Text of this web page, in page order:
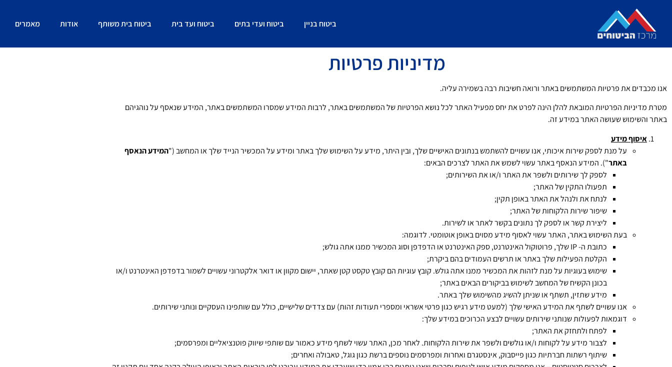
ביטוח בניין ביטוח ועדי בתים ביטוח ועד בית ביטוח בית משותף אודות מאמרים
מדיניות פרטיות
אנו מכבדים את פרטיות המשתמשים באתר ורואה חשיבות רבה בשמירה עליה.
מטרת מדיניות הפרטיות המובאת להלן הינה לפרט את יחס מפעיל האתר לכל נושא הפרטיות של המשתמשים באתר, לרבות המידע שמסרו המשתמשים באתר, המידע שנאסף על נוהגיהם
באתר והשימוש שעושה האתר במידע זה.
איסוף מידע
על מנת לספק שירות איכותי, אנו עשויים להשתמש בנתונים האישיים שלך, ובין היתר, מידע על השימוש שלך באתר ומידע על המכשיר הנייד שלך או המחשב ("המידע הנאסף
באתר"). המידע הנאסף באתר עשוי לשמש את האתר לצרכים הבאים:
לספק לך שירותים ולשפר את האתר ו/או את השירותים;
תפעולו התקין של האתר;
לנתח את ולנהל את האתר באופן תקין;
שיפור שירות הלקוחות של האתר;
ליצירת קשר או לספק לך נתונים בקשר לאתר או לשירות.
בעת השימוש באתר, האתר עשוי לאסוף מידע מסוים באופן אוטומטי. לדוגמה:
כתובת ה- IP שלך, פרוטוקול האינטרנט, ספק האינטרנט או הדפדפן וסוג המכשיר ממנו אתה גולש;
הקלטת הפעילות שלך באתר או תרשים העמודים בהם ביקרת;
שימוש בעוגיות על מנת לזהות את המכשיר ממנו אתה גולש. קובץ עוגיות הם קובץ טקסט קטן שאתר, יישום מקוון או דואר אלקטרוני עשויים לשמור בדפדפן האינטרנט ו/או
בכונן הקשיח של המחשב לשימוש בביקורים הבאים באתר;
מידע שתזין, תשתף או שניתן להשיג מהשימוש שלך באתר.
אנו עשויים לשתף את המידע האישי שלך (למעט מידע רגיש כגון פרטי אשראי ומספרי תעודות זהות) עם צדדים שלישיים, כולל עם שותפינו העסקיים ונותני שירותים.
דוגמאות לפעולות שנותני שירותים עשויים לבצע הכרוכים במידע שלך:
לפתח ולתחזק את האתר;
לצבור מידע על לקוחות ו/או גולשים ולשפר את שירות הלקוחות. לאחר מכן, האתר עשוי לשתף מידע כאמור עם שותפי שיווק פוטנציאליים ומפרסמים;
שיתוף רשתות חברתיות כגון פייסבוק, אינסטגרם ואחרות ומפרסמים נוספים ברשת כגון גוגל, טאבולה ואחרים;